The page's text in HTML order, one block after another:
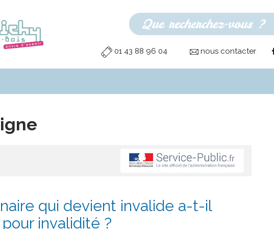
01 43 88 96 04 nous contacter
qui devient invalide a-t-il
invalidité ?